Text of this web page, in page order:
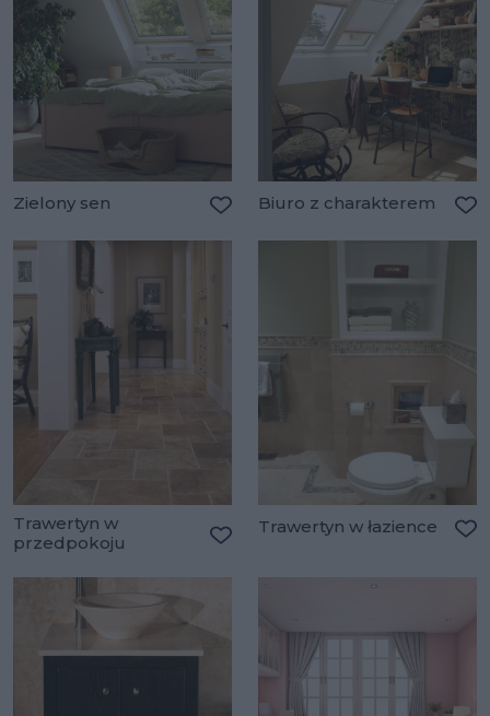
Zielony sen Biuro z charakterem
Trawertyn w
przedpokoju
Trawertyn w łazience